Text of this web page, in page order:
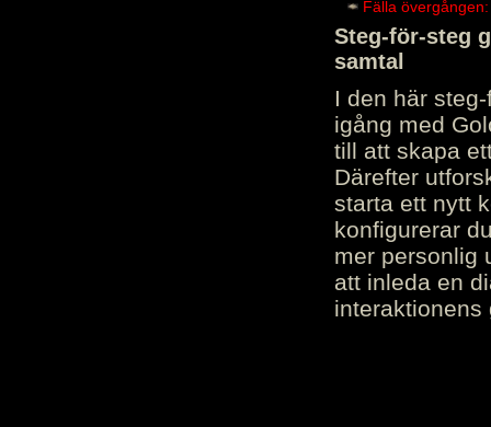
Fälla
Steg-för-steg
samtal
I den här
igång med
till att skapa
Därefter
starta ett nytt
konfigurerar
mer personlig
att inleda en
interaktionens